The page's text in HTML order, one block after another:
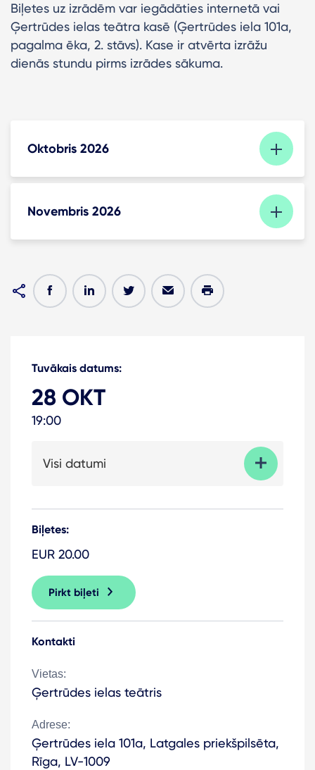
Biļetes uz izrādēm var iegādāties internetā vai
Ģertrūdes ielas teātra kasē (Ģertrūdes iela 101a,
pagalma ēka, 2. stāvs). Kase ir atvērta izrāžu
dienās stundu pirms izrādes sākuma.
Oktobris 2026
Novembris 2026
Tuvākais datums:
28 OKT
19:00
Visi datumi
Biļetes:
EUR 20.00
Pirkt biļeti
Kontakti
Vietas:
Ģertrūdes ielas teātris
Adrese:
Ģertrūdes iela 101a, Latgales priekšpilsēta,
Rīga, LV-1009